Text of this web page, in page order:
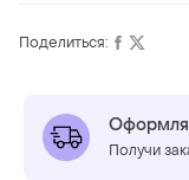
Поделиться:
Получи